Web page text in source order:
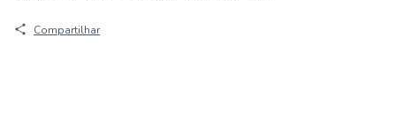
Compartilhar